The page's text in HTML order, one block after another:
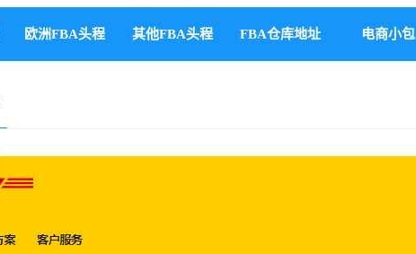
欧洲FBA头程 其他FBA头程 FBA仓库地址 电商小包